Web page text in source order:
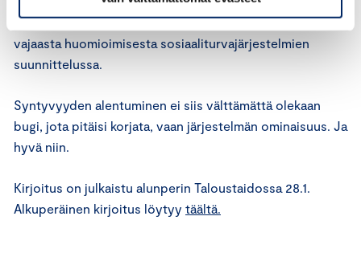
syntyvyyden laskusta, vaan pikemminkin väestöriskin
vajaasta huomioimisesta sosiaaliturvajärjestelmien
suunnittelussa.
Syntyvyyden alentuminen ei siis välttämättä olekaan
bugi, jota pitäisi korjata, vaan järjestelmän ominaisuus. Ja
hyvä niin.
Kirjoitus on julkaistu alunperin Taloustaidossa 28.1.
Alkuperäinen kirjoitus löytyy täältä.